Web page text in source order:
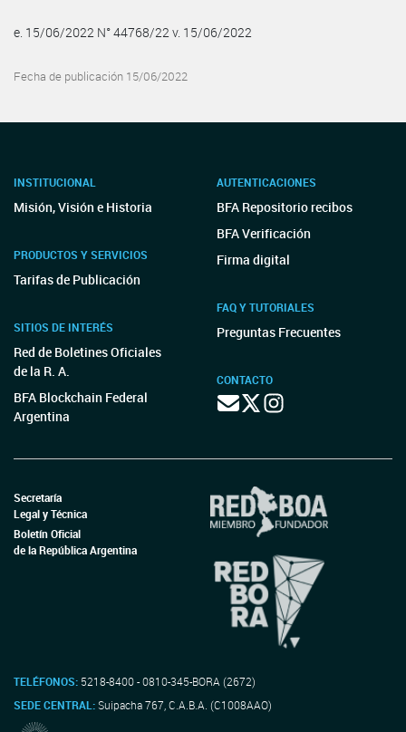
e. 15/06/2022 N° 44768/22 v. 15/06/2022
Fecha de publicación 15/06/2022
INSTITUCIONAL
Misión, Visión e Historia
PRODUCTOS Y SERVICIOS
Tarifas de Publicación
SITIOS DE INTERÉS
Red de Boletines Oficiales
de la R. A.
BFA Blockchain Federal
Argentina
AUTENTICACIONES
BFA Repositorio recibos
BFA Verificación
Firma digital
FAQ Y TUTORIALES
Preguntas Frecuentes
CONTACTO
Secretaría
Legal y Técnica
Boletín Oficial
de la República Argentina
TELÉFONOS: 5218-8400 - 0810-345-BORA (2672)
SEDE CENTRAL:Suipacha 767, C.A.B.A. (C1008AAO)